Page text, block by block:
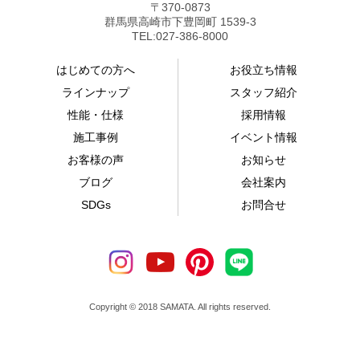
〒370-0873
群馬県高崎市下豊岡町 1539-3
TEL:027-386-8000
はじめての方へ
ラインナップ
性能・仕様
施工事例
お客様の声
お役立ち情報
スタッフ紹介
採用情報
イベント情報
お知らせ
ブログ
会社案内
SDGs
お問合せ
Copyright © 2018 SAMATA. All rights reserved.